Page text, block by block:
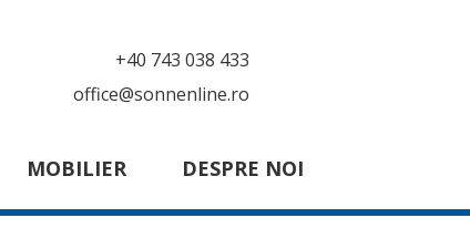
+40 743 038 433
office@sonnenline.ro
MOBILIER DESPRE NOI